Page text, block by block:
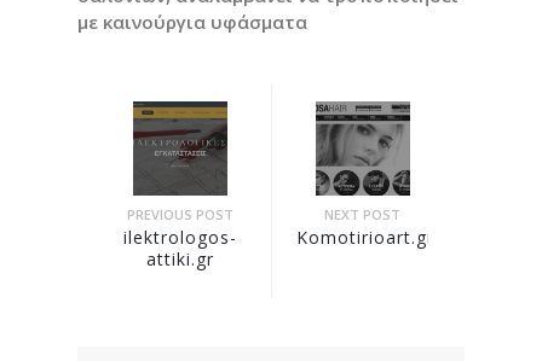
με καινούργια υφάσματα
PREVIOUS POST
ilektrologos-
attiki.gr
NEXT POST
Komotirioart.gr